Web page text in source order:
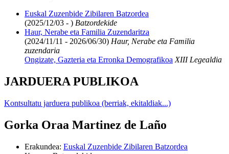
Euskal Zuzenbide Zibilaren Batzordea
(2025/12/03 - ) Batzordekide
Haur, Nerabe eta Familia Zuzendaritza
(2024/11/11 - 2026/06/30) Haur, Nerabe eta Familia
zuzendaria
Ongizate, Gazteria eta Erronka Demografikoa XIII Legealdia
JARDUERA PUBLIKOA
Kontsultatu jarduera publikoa (berriak, ekitaldiak...)
Gorka Oraa Martinez de Laño
Erakundea: Euskal Zuzenbide Zibilaren Batzordea